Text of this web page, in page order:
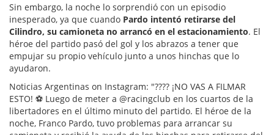
Sin embargo, la noche lo sorprendió con un episodio
inesperado, ya que cuando Pardo intentó retirarse del
Cilindro, su camioneta no arrancó en el estacionamiento. El
héroe del partido pasó del gol y los abrazos a tener que
empujar su propio vehículo junto a unos hinchas que lo
ayudaron.
Noticias Argentinas on Instagram: "???? ¡NO VAS A FILMAR
ESTO! ⚽ Luego de meter a @racingclub en los cuartos de la
libertadores en el último minuto del partido. El héroe de la
noche, Franco Pardo, tuvo problemas para arrancar su